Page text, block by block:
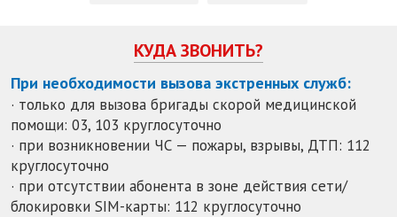
КУДА ЗВОНИТЬ?
При необходимости вызова экстренных служб:
· только для вызова бригады скорой медицинской
помощи: 03, 103 круглосуточно
· при возникновении ЧС — пожары, взрывы, ДТП: 112
круглосуточно
· при отсутствии абонента в зоне действия сети/
блокировки SIM-карты: 112 круглосуточно